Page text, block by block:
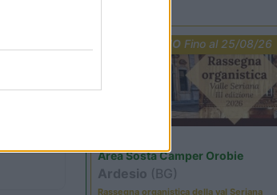
PROMO Fino al 25/08/26
Area Sosta Camper Orobie
Ardesio (BG)
Rassegna organistica della val Seriana